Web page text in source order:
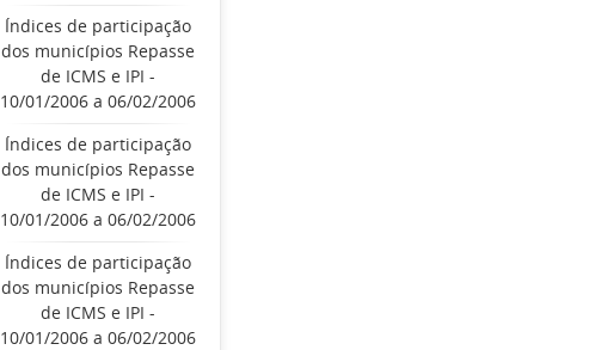
Índices de participação
dos municípios Repasse
de ICMS e IPI -
10/01/2006 a 06/02/2006
Índices de participação
dos municípios Repasse
de ICMS e IPI -
10/01/2006 a 06/02/2006
Índices de participação
dos municípios Repasse
de ICMS e IPI -
10/01/2006 a 06/02/2006